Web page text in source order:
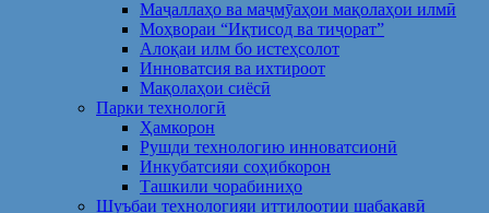
Маҷаллаҳо ва маҷмӯаҳои мақолаҳои илмӣ
Моҳвораи “Иқтисод ва тиҷорат”
Алоқаи илм бо истеҳсолот
Инноватсия ва ихтироот
Мақолаҳои сиёсӣ
Парки технологӣ
Ҳамкорон
Рушди технологию инноватсионӣ
Инкубатсияи соҳибкорон
Ташкили чорабиниҳо
Шуъбаи технологияи иттилоотии шабакавӣ